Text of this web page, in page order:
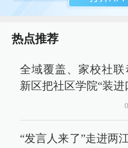
热点推荐
全域覆盖、家校社联
新区把社区学院“装进
“发言人来了”走进两